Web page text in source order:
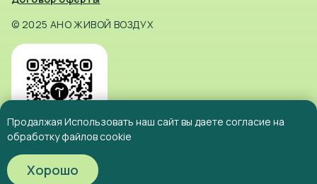
© 2025 АНО ЖИВОЙ ВОЗДУХ
Продалжая Использовать наш сайт вы даете согласие на
обработку файлов cookie
Хорошо